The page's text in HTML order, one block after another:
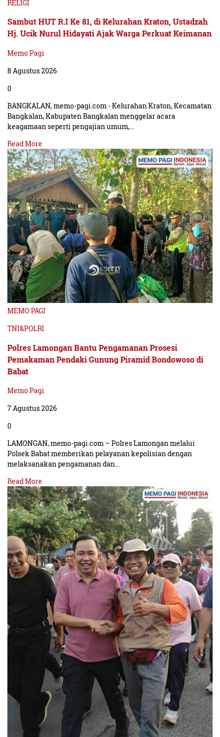
RELIGI
Sambut HUT R.I Ke 81, di Kelurahan Kraton, Ustadzah
Hj. Ucik Nurul Hidayati Ajak Warga Perkuat Keimanan
Memo Pagi
8 Agustus 2026
0
BANGKALAN, memo-pagi.com - Kelurahan Kraton, Kecamatan
Bangkalan, Kabupaten Bangkalan menggelar acara
keagamaan seperti pengajian umum,…
Read More
MEMO PAGI
TNI&POLRI
Polres Lamongan Bantu Pengamanan Prosesi
Pemakaman Pendaki Gunung Piramid Bondowoso di
Babat
Memo Pagi
7 Agustus 2026
0
LAMONGAN, memo-pagi.com – Polres Lamongan melalui
Polsek Babat memberikan pelayanan kepolisian dengan
melaksanakan pengamanan dan…
Read More